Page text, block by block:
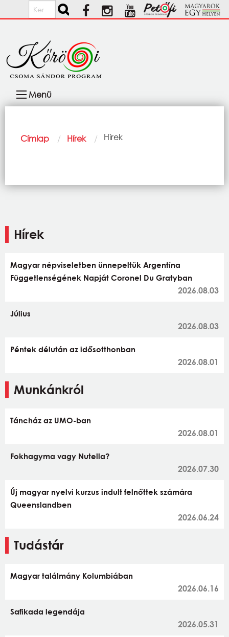
Ugrás a tartalomra
Keresés
navigáció
Menü
Morzsa
Címlap Hírek Current:
Hírek
Hírek
Magyar népviseletben ünnepeltük Argentína
Függetlenségének Napját Coronel Du Gratyban
2026.08.03
Július
2026.08.03
Péntek délután az idősotthonban
2026.08.01
Munkánkról
Táncház az UMO-ban
2026.08.01
Fokhagyma vagy Nutella?
2026.07.30
Új magyar nyelvi kurzus indult felnőttek számára
Queenslandben
2026.06.24
Tudástár
Magyar találmány Kolumbiában
2026.06.16
Safikada legendája
2026.05.31